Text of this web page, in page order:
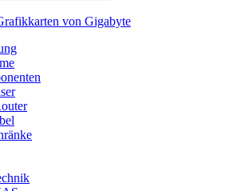
von Gigabyte